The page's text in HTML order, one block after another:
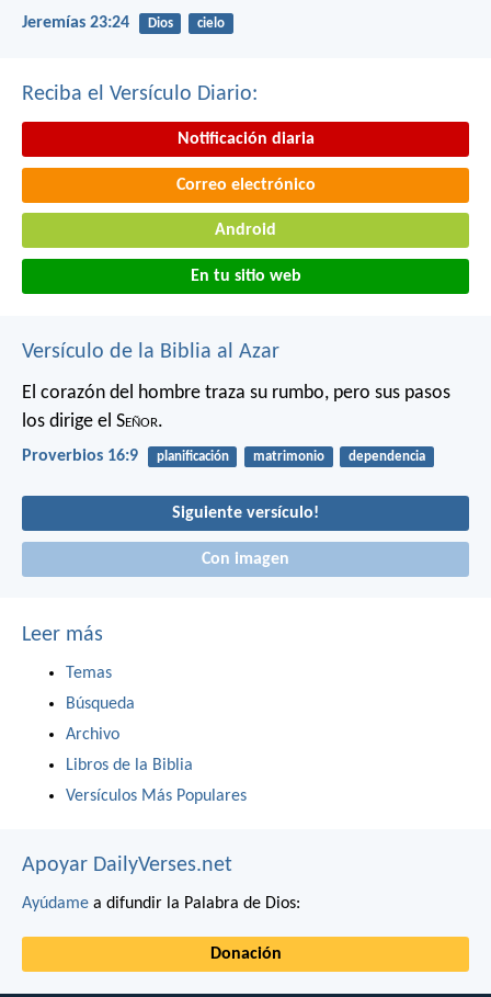
Jeremías 23:24 Dios cielo
Reciba el Versículo Diario:
Notificación diaria
Correo electrónico
Android
En tu sitio web
Versículo de la Biblia al Azar
El corazón del hombre traza su rumbo, pero sus pasos
los dirige el Señor.
Proverbios 16:9 planificación matrimonio dependencia
Siguiente versículo!
Con imagen
Leer más
Temas
Búsqueda
Archivo
Libros de la Biblia
Versículos Más Populares
Apoyar DailyVerses.net
Ayúdame a difundir la Palabra de Dios:
Donación